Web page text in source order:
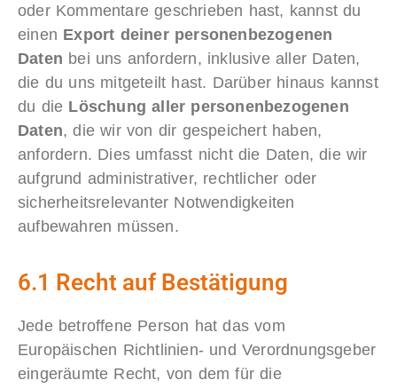
oder Kommentare geschrieben hast, kannst du
einen Export deiner personenbezogenen
Daten bei uns anfordern, inklusive aller Daten,
die du uns mitgeteilt hast. Darüber hinaus kannst
du die Löschung aller personenbezogenen
Daten, die wir von dir gespeichert haben,
anfordern. Dies umfasst nicht die Daten, die wir
aufgrund administrativer, rechtlicher oder
sicherheitsrelevanter Notwendigkeiten
aufbewahren müssen.
6.1 Recht auf Bestätigung
Jede betroffene Person hat das vom
Europäischen Richtlinien- und Verordnungsgeber
eingeräumte Recht, von dem für die